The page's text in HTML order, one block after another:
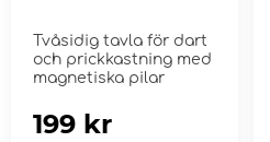
Tvåsidig tavla för dart
och prickkastning med
magnetiska pilar
199 kr